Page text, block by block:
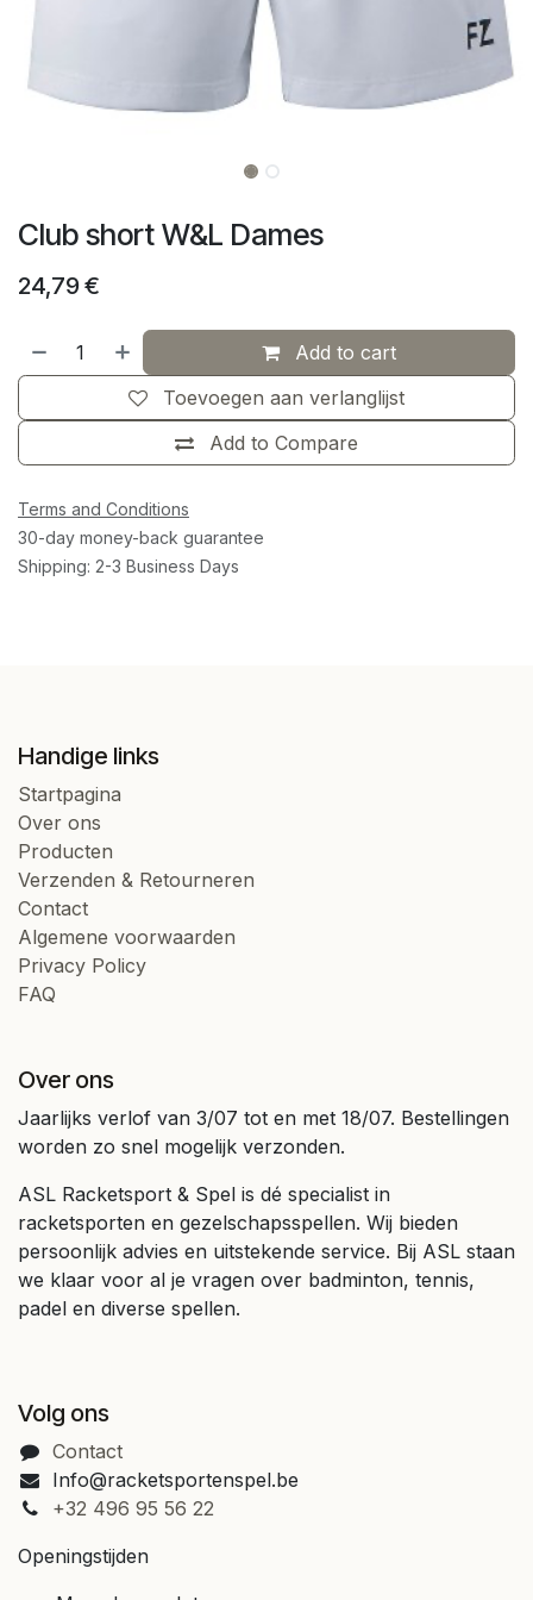
Club short W&L Dames
24,79€
Add to cart
Add to Compare
Toevoegen aan verlanglijst
Terms and Conditions
30-day money-back guarantee
Shipping: 2-3 Business Days
Handige links
Startpagina
Over ons
Producten
Verzenden & Retourneren
Contact
Algemene voorwaarden
Privacy Policy
FAQ
Over ons
Jaarlijks verlof van 3/07 tot en met 18/07. Bestellingen
worden zo snel mogelijk verzonden.
ASL Racketsport & Spel is dé specialist in
racketsporten en gezelschapsspellen. Wij bieden
persoonlijk advies en uitstekende service. Bij ASL staan
we klaar voor al je vragen over badminton, tennis,
padel en diverse spellen.
Volg ons
Contact
Info@racketsportenspel.be
+32 496 95 56 22
Openingstijden